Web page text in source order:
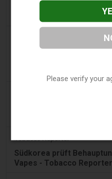
Vape Station bietet Lost
2FIRSTS | FDA
Tobacco Reporter
Südkorea prüft
Vapes - Tobacco Reporter
Please verify your